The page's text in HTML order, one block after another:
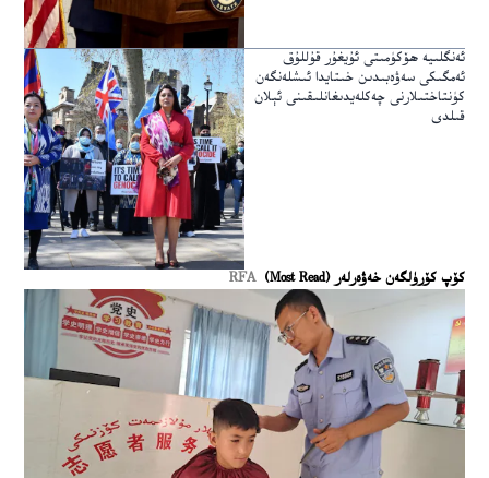
ئەنگلىيە ھۆكۈمىتى ئۇيغۇر قۇللۇق
ئەمگىكى سەۋەبىدىن خىتايدا ئىشلەنگەن
كۈنتاختىلارنى چەكلەيدىغانلىقىنى ئېلان
قىلدى
كۆپ كۆرۈلگەن خەۋەرلەر (Most Read) RFA